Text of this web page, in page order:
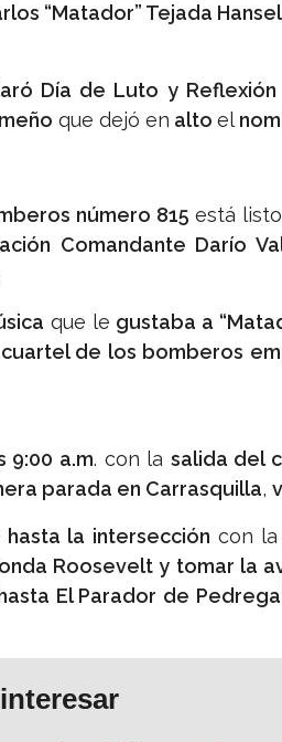
“Matador” Tejada
Día de Luto y Reflexión
que dejó en alto el
número 815 está
Comandante Darío
que le gustaba a
cuartel de los bomberos
9:00 a.m. con la salida del
parada en Carrasquilla,
la intersección con la
Roosevelt y tomar la
El Parador de